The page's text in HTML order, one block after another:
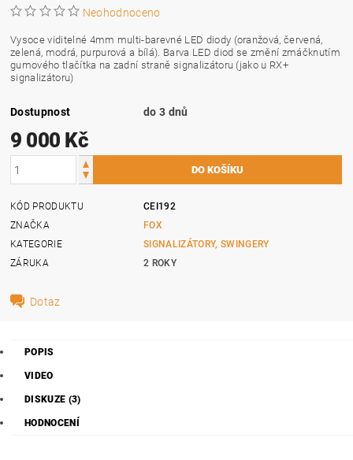
Neohodnoceno
Vysoce viditelné 4mm multi-barevné LED diody (oranžová, červená,
zelená, modrá, purpurová a bílá). Barva LED diod se změní zmáčknutím
gumového tlačítka na zadní straně signalizátoru (jako u RX+
signalizátoru)
Dostupnost do 3 dnů
9 000 Kč
KÓD PRODUKTU
CEI192
ZNAČKA
FOX
KATEGORIE
SIGNALIZÁTORY, SWINGERY
ZÁRUKA
2 ROKY
Dotaz
POPIS
VIDEO
DISKUZE (3)
HODNOCENÍ